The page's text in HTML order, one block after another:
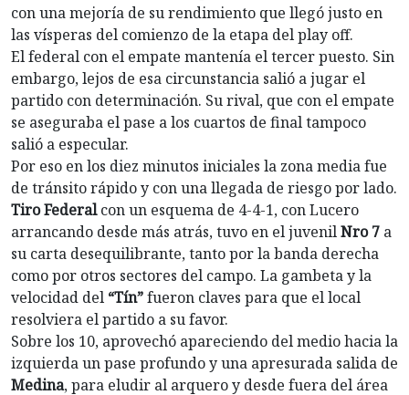
con una mejoría de su rendimiento que llegó justo en
las vísperas del comienzo de la etapa del play off.
El federal con el empate mantenía el tercer puesto. Sin
embargo, lejos de esa circunstancia salió a jugar el
partido con determinación. Su rival, que con el empate
se aseguraba el pase a los cuartos de final tampoco
salió a especular.
Por eso en los diez minutos iniciales la zona media fue
de tránsito rápido y con una llegada de riesgo por lado.
Tiro Federalcon un esquema de 4-4-1, con Lucero
arrancando desde más atrás, tuvo en el juvenilNro 7 a
su carta desequilibrante, tanto por la banda derecha
como por otros sectores del campo. La gambeta y la
velocidad del “Tín”fueron claves para que el local
resolviera el partido a su favor.
Sobre los 10, aprovechó apareciendo del medio hacia la
izquierda un pase profundo y una apresurada salida de
Medina, para eludir al arquero y desde fuera del área